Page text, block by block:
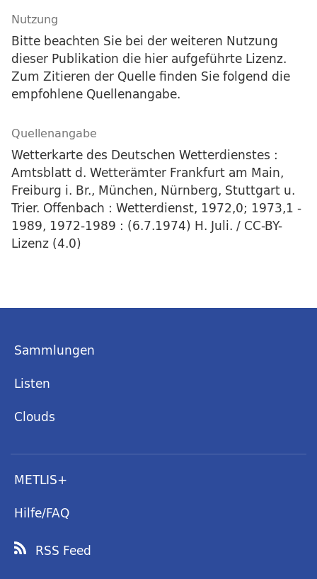
Nutzung
Bitte beachten Sie bei der weiteren Nutzung
dieser Publikation die hier aufgeführte Lizenz.
Zum Zitieren der Quelle finden Sie folgend die
empfohlene Quellenangabe.
Quellenangabe
Wetterkarte des Deutschen Wetterdienstes :
Amtsblatt d. Wetterämter Frankfurt am Main,
Freiburg i. Br., München, Nürnberg, Stuttgart u.
Trier. Offenbach : Wetterdienst, 1972,0; 1973,1 -
1989, 1972-1989 : (6.7.1974) H. Juli. / CC-BY-
Lizenz (4.0)
Sammlungen
Listen
Clouds
METLIS+
Hilfe/FAQ
RSS Feed